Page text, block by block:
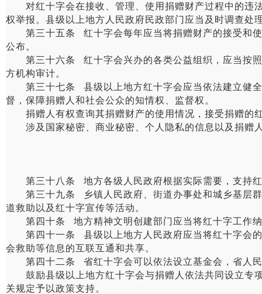
对红十字会在接收、管理、使用捐赠财产过程中的违
权举报。县级以上地方人民政府民政部门应当及时调查处
第三十五条 红十字会每年应当将捐赠财产的接受和使
公布。
第三十六条 红十字会兴办的各类公益组织，应当按照
方机构审计。
第三十七条 县级以上地方红十字会应当依法建立健全
督，保障捐赠人和社会公众的知情权、监督权。
捐赠人有权查询其捐赠财产的使用情况，接受捐赠的
涉及国家秘密、商业秘密、个人隐私的信息以及捐赠
第三十八条 地方各级人民政府根据实际需要，支持红
第三十九条 乡镇人民政府、街道办事处和城乡基层群
道救助以及红十字宣传等活动。
第四十条 地方精神文明创建部门应当将红十字工作纳
第四十一条 县级以上地方人民政府应当将红十字会的
会救助等信息的互联互通和共享。
第四十二条 省红十字会可以依法设立基金会，省人民
鼓励县级以上地方红十字会与捐赠人依法共同设立专
关规定予以政策支持。